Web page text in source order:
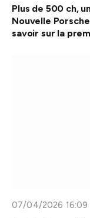
Plus de 500 ch,
Nouvelle
savoir sur la
07/04/2026 16:09